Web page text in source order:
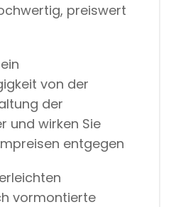
preiswert
von der
der
und wirken Sie
entgegen
vormontierte